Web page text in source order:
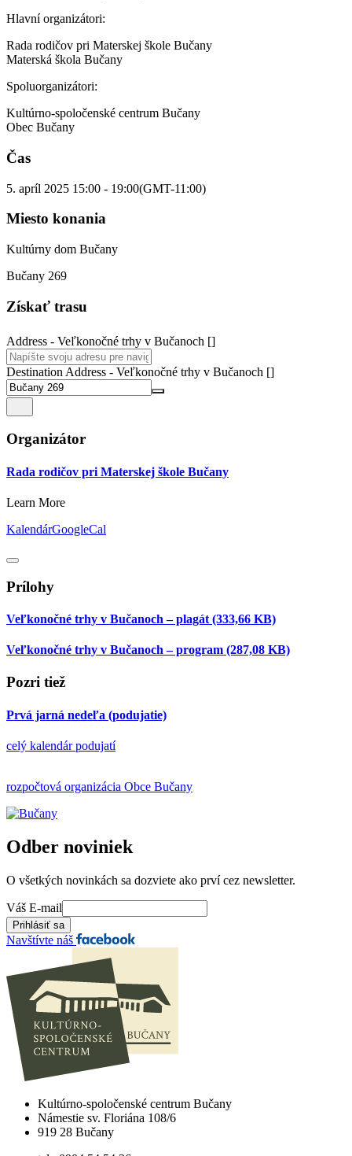
Hlavní organizátori:
Rada rodičov pri Materskej škole Bučany
Materská škola Bučany
Spoluorganizátori:
Kultúrno-spoločenské centrum Bučany
Obec Bučany
Čas
5. apríl 2025 15:00 - 19:00(GMT-11:00)
Miesto konania
Kultúrny dom Bučany
Bučany 269
Získať trasu
Address - Veľkonočné trhy v Bučanoch []
Destination Address - Veľkonočné trhy v Bučanoch []
Organizátor
Rada rodičov pri Materskej škole Bučany
Learn More
KalendárGoogleCal
Prílohy
Veľkonočné trhy v Bučanoch – plagát (333,66 KB)
Veľkonočné trhy v Bučanoch – program (287,08 KB)
Pozri tiež
Prvá jarná nedeľa (podujatie)
celý kalendár podujatí
rozpočtová organizácia Obce Bučany
Odber noviniek
O všetkých novinkách sa dozviete ako prví cez newsletter.
Váš E-mail
Navštívte náš
Kultúrno-spoločenské centrum Bučany
Námestie sv. Floriána 108/6
919 28 Bučany